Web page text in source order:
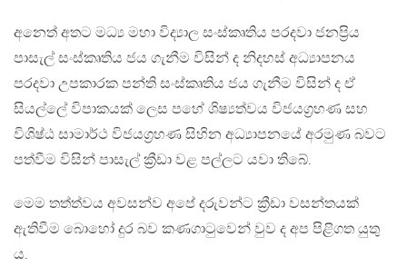
අනෙත් අතට මධ්‍ය මහා විද්‍යාල සංස්කෘතිය පරදවා ජනප්‍රිය
පාසැල් සංස්කෘතිය ජය ගැනීම විසින් ද නිදහස් අධ්‍යාපනය
පරදවා උපකාරක පන්ති සංස්කෘතිය ජය ගැනීම විසින් ද ඒ
සියල්ලේ විපාකයක් ලෙස පහේ ශිෂ්‍යත්වය විජයග්‍රහණ සහ
විශිෂ්ඨ සාමාර්ථ විජයග්‍රහණ සිහින අධ්‍යාපනයේ අරමුණ බවට
පත්වීම විසින් පාසැල් ක්‍රීඩා වළ පල්ලට යවා තිබේ.
මෙම තත්ත්වය අවසන්ව අපේ දරුවන්ට ක්‍රීඩා වසන්තයක්
ඇතිවීම බොහෝ දුර බව කණගාටුවෙන් වුව ද අප පිළිගත යුතු
ය.